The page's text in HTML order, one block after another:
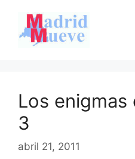
contenido
Los
3
abril 21, 2011